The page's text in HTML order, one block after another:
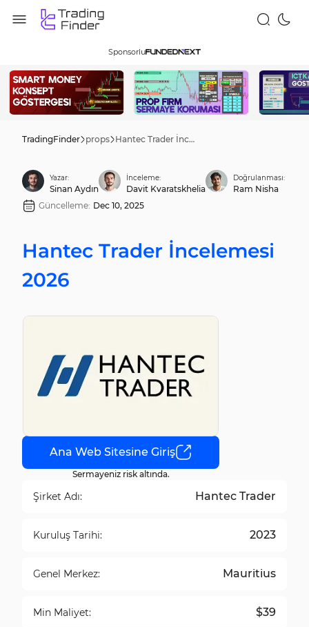
Sponsorlu
TradingFinder props Hantec Trader İncelemesi 2026
Yazar:
Sinan Aydın
İnceleme:
Davit Kvaratskhelia
Doğrulanması:
Ram Nisha
Güncelleme: Dec 10, 2025
Hantec Trader İncelemesi
2026
Ana Web Sitesine Giriş
Sermayeniz risk altında.
Şirket Adı: Hantec Trader
Kuruluş Tarihi: 2023
Genel Merkez: Mauritius
Min Maliyet: $39